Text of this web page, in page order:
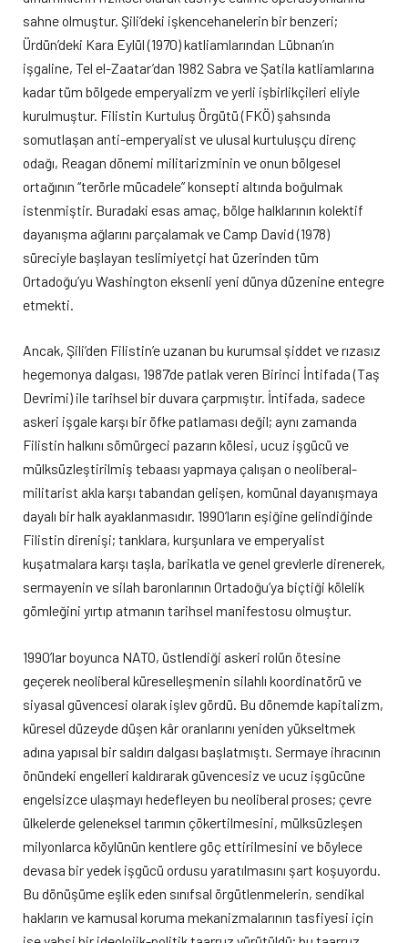
sahne olmuştur. Şili’deki işkencehanelerin bir benzeri;
Ürdün’deki Kara Eylül (1970) katliamlarından Lübnan’ın
işgaline, Tel el-Zaatar’dan 1982 Sabra ve Şatila katliamlarına
kadar tüm bölgede emperyalizm ve yerli işbirlikçileri eliyle
kurulmuştur. Filistin Kurtuluş Örgütü (FKÖ) şahsında
somutlaşan anti-emperyalist ve ulusal kurtuluşçu direnç
odağı, Reagan dönemi militarizminin ve onun bölgesel
ortağının “terörle mücadele” konsepti altında boğulmak
istenmiştir. Buradaki esas amaç, bölge halklarının kolektif
dayanışma ağlarını parçalamak ve Camp David (1978)
süreciyle başlayan teslimiyetçi hat üzerinden tüm
Ortadoğu’yu Washington eksenli yeni dünya düzenine entegre
etmekti.
Ancak, Şili’den Filistin’e uzanan bu kurumsal şiddet ve rızasız
hegemonya dalgası, 1987’de patlak veren Birinci İntifada (Taş
Devrimi) ile tarihsel bir duvara çarpmıştır. İntifada, sadece
askeri işgale karşı bir öfke patlaması değil; aynı zamanda
Filistin halkını sömürgeci pazarın kölesi, ucuz işgücü ve
mülksüzleştirilmiş tebaası yapmaya çalışan o neoliberal-
militarist akla karşı tabandan gelişen, komünal dayanışmaya
dayalı bir halk ayaklanmasıdır. 1990’ların eşiğine gelindiğinde
Filistin direnişi; tanklara, kurşunlara ve emperyalist
kuşatmalara karşı taşla, barikatla ve genel grevlerle direnerek,
sermayenin ve silah baronlarının Ortadoğu’ya biçtiği kölelik
gömleğini yırtıp atmanın tarihsel manifestosu olmuştur.
1990’lar boyunca NATO, üstlendiği askeri rolün ötesine
geçerek neoliberal küreselleşmenin silahlı koordinatörü ve
siyasal güvencesi olarak işlev gördü. Bu dönemde kapitalizm,
küresel düzeyde düşen kâr oranlarını yeniden yükseltmek
adına yapısal bir saldırı dalgası başlatmıştı. Sermaye ihracının
önündeki engelleri kaldırarak güvencesiz ve ucuz işgücüne
engelsizce ulaşmayı hedefleyen bu neoliberal proses; çevre
ülkelerde geleneksel tarımın çökertilmesini, mülksüzleşen
milyonlarca köylünün kentlere göç ettirilmesini ve böylece
devasa bir yedek işgücü ordusu yaratılmasını şart koşuyordu.
Bu dönüşüme eşlik eden sınıfsal örgütlenmelerin, sendikal
hakların ve kamusal koruma mekanizmalarının tasfiyesi için